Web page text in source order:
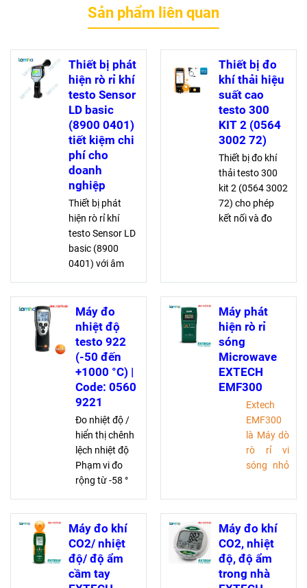
Sản phẩm liên quan
Thiết bị phát
hiện rò rỉ khí
testo Sensor
LD basic
(8900 0401)
tiết kiệm chi
phí cho
doanh
nghiệp
Thiết bị phát
hiện rò rỉ khí
testo Sensor LD
basic (8900
0401) với âm
tích hợp giúp
bạn phát hiện rò
rỉ từ xa. Dễ sử
dụng, pin sạc
bền, lý tưởng
trong môi
trường công
nghiệp
Thiết bị đo
khí thải hiệu
suất cao
testo 300
KIT 2 (0564
3002 72)
Thiết bị đo khí
thải testo 300
kit 2 (0564 3002
72) cho phép
kết nối và đo
H2 đến 8.000
ppm, đi kèm
phần mềm
EasyHeat và
Bluetooth®
Máy đo
nhiệt độ
testo 922
(-50 đến
+1000 °C) |
Code: 0560
9221
Đo nhiệt độ /
hiển thị chênh
lệch nhiệt độ
Phạm vi đo
rộng từ -58 °
Điểm kết nối
cho hai cảm
biến nhiệt độ
loại K và kết
nối không dây
Máy phát
hiện rò rỉ
sóng
Microwave
EXTECH
EMF300
Extech
EMF300
là Máy dò
rò rỉ vi
sóng nhỏ
để đo
mức bức
xạ tần số
cao phát
ra từ lò vi
Máy đo khí
CO2/ nhiệt
độ/ độ ẩm
cầm tay
Máy đo khí
CO2, nhiệt
độ, độ ẩm
trong nhà